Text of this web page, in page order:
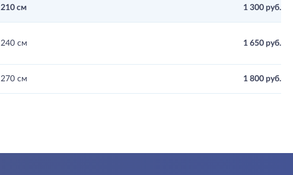
210 см 1 300 руб.
240 см 1 650 руб.
270 см 1 800 руб.